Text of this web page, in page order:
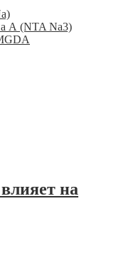
А (NTA Na3)
на